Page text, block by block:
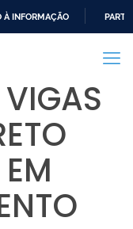
À INFORMAÇÃO
VIGAS